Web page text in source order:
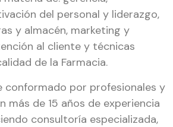
del personal y liderazgo,
y almacén, marketing y
al cliente y técnicas
de la Farmacia.
conformado por profesionales y
más de 15 años de experiencia
consultoría especializada,